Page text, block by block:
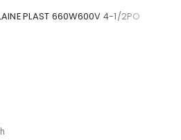
PLAST 660W600V 4-1/2PO